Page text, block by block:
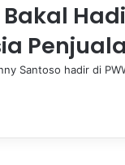
Santoso hadir di